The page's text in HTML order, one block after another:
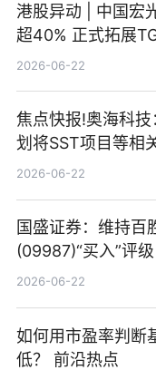
港股异动 | 中国宏
超40% 正式拓展
板新材料业务
2026-06-22
焦点快报!奥海科
划将SST项目等相
项业务发展考核指标
2026-06-22
国盛证券：维持百
(09987)“买入”评
中国增厚利润加速
2026-06-22
如何用市盈率判断
低？ 前沿热点